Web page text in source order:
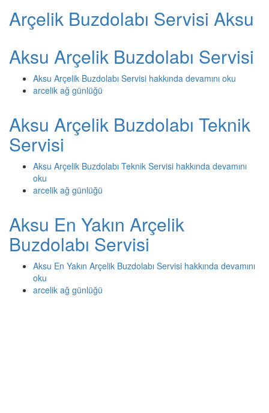
Arçelik Buzdolabı Servisi Aksu
Aksu Arçelik Buzdolabı Servisi
Aksu Arçelik Buzdolabı Servisi hakkında devamını oku
arcelik ağ günlüğü
Aksu Arçelik Buzdolabı Teknik
Servisi
Aksu Arçelik Buzdolabı Teknik Servisi hakkında devamını
oku
arcelik ağ günlüğü
Aksu En Yakın Arçelik
Buzdolabı Servisi
Aksu En Yakın Arçelik Buzdolabı Servisi hakkında devamını
oku
arcelik ağ günlüğü